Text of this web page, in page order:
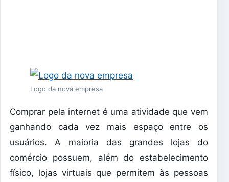
Logo da nova empresa
Comprar pela internet é uma atividade que vem
ganhando cada vez mais espaço entre os
usuários. A maioria das grandes lojas do
comércio possuem, além do estabelecimento
físico, lojas virtuais que permitem às pessoas